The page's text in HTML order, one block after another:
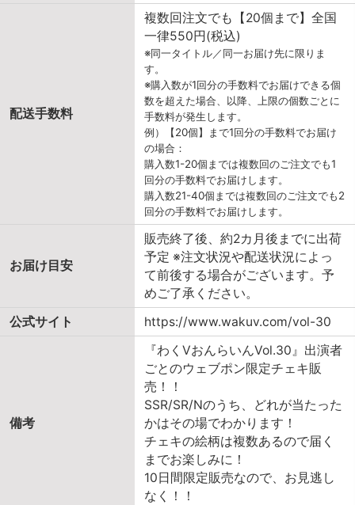
配送手数料
複数回注文でも【20個まで】全国
一律550円(税込)
※同一タイトル／同一お届け先に限りま
す。
※購入数が1回分の手数料でお届けできる個
数を超えた場合、以降、上限の個数ごとに
手数料が発生します。
例）【20個】まで1回分の手数料でお届け
の場合：
購入数1-20個までは複数回のご注文でも1
回分の手数料でお届けします。
購入数21-40個までは複数回のご注文でも2
回分の手数料でお届けします。
お届け目安
販売終了後、約2カ月後までに出荷
予定 ※注文状況や配送状況によっ
て前後する場合がございます。予
めご了承ください。
公式サイト
https://www.wakuv.com/vol-30
備考
『わくVおんらいんVol.30』出演者
ごとのウェブポン限定チェキ販
売！！
SSR/SR/Nのうち、どれが当たった
かはその場でわかります！
チェキの絵柄は複数あるので届く
までお楽しみに！
10日間限定販売なので、お見逃し
なく！！